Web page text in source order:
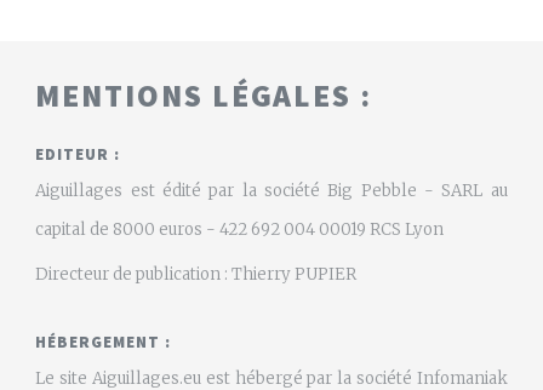
MENTIONS LÉGALES :
EDITEUR :
Aiguillages est édité par la société Big Pebble - SARL au
capital de 8000 euros - 422 692 004 00019 RCS Lyon
Directeur de publication : Thierry PUPIER
HÉBERGEMENT :
Le site Aiguillages.eu est hébergé par la société Infomaniak